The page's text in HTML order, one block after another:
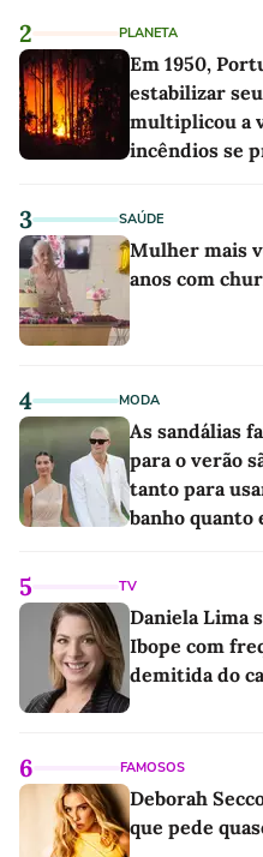
2 PLANETA
Em 1950,
estabilizar
multiplicou a
incêndios se
3 SAÚDE
Mulher mais
anos com
4 MODA
As sandálias
para o verão
tanto para
banho quanto
5 TV
Daniela Lima
Ibope com
demitida do
6 FAMOSOS
Deborah
que pede